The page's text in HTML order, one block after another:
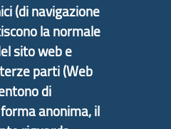
e sviluppo locale
si è sviluppato a
Aree Interne
per lo Sviluppo
(di navigazione
la normale
sito web e
parti (Web
di
anonima, il